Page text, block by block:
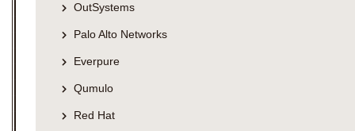
OutSystems
Palo Alto Networks
Everpure
Qumulo
Red Hat